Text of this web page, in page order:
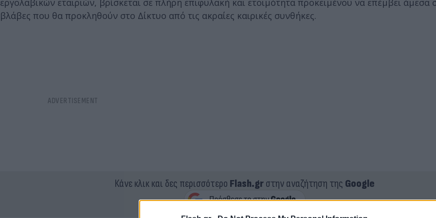
εργολαβικών εταιριών, βρίσκεται σε πλήρη επιφυλακή και ετοιμότητα προκειμένου να επέμβει άμεσα
βλάβες που θα προκληθούν στο Δίκτυο από τις ακραίες καιρικές συνθήκες.
Κάνε κλικ και δες περισσότερο Flash.grστην αναζήτηση της Google